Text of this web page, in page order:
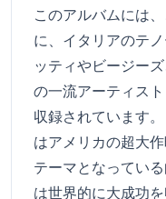
このアルバムには
に、イタリアのテ
ッティやビージー
の一流アーティス
収録されています
はアメリカの超大
テーマとなってい
は世界的に大成功